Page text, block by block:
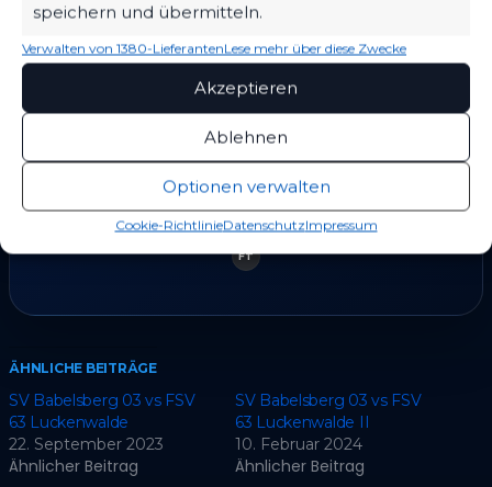
speichern und übermitteln.
Verwalten von 1380-LieferantenLese mehr über diese Zwecke
Akzeptieren
Ablehnen
Optionen verwalten
Cookie-RichtlinieDatenschutzImpressum
82'
Spieler 89'
Spieler 90+
2'
FT
ÄHNLICHE BEITRÄGE
SV Babelsberg 03 vs FSV
63 Luckenwalde
22. September 2023
Ähnlicher Beitrag
SV Babelsberg 03 vs FSV
63 Luckenwalde II
10. Februar 2024
Ähnlicher Beitrag